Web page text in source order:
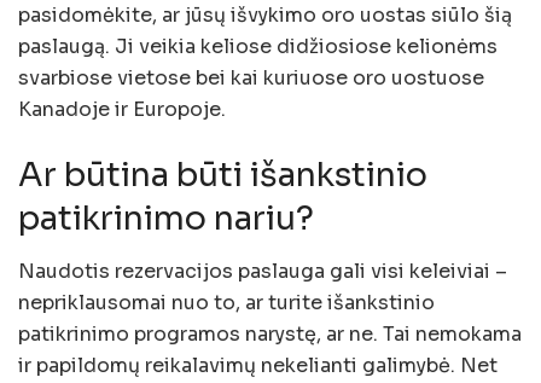
pasidomėkite, ar jūsų išvykimo oro uostas siūlo šią
paslaugą. Ji veikia keliose didžiosiose kelionėms
svarbiose vietose bei kai kuriuose oro uostuose
Kanadoje ir Europoje.
Ar būtina būti išankstinio
patikrinimo nariu?
Naudotis rezervacijos paslauga gali visi keleiviai –
nepriklausomai nuo to, ar turite išankstinio
patikrinimo programos narystę, ar ne. Tai nemokama
ir papildomų reikalavimų nekelianti galimybė. Net